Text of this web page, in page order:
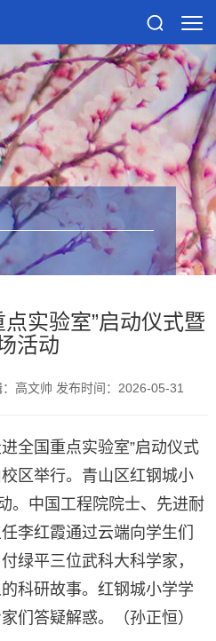
实验室”启动仪式暨
活动
高文帅 发布时间：2026-05-31
全国重点实验室”启动仪式
区举行。青山区红钢城小
。中国工程院院士、先进耐
李红霞通过云端向学生们
绿平三位武科大科学家，
科研故事。红钢城小学学
们答疑解惑。（孙正恒）